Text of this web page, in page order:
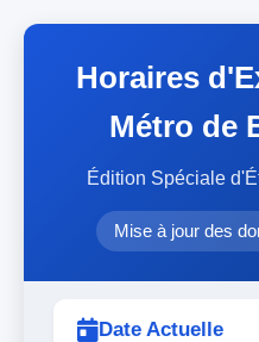
Horaires
Métro de
Édition Spéciale
Mise à jour des
Date Actuelle